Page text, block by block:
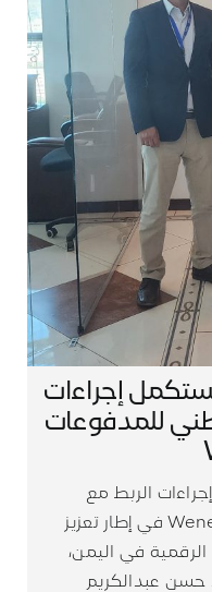
إجراءات
للمدفوعات
الربط مع
المقسم الوطني للمدفوعات Wenet في إطار تعزيز
في اليمن،
حسن عبدالكريم